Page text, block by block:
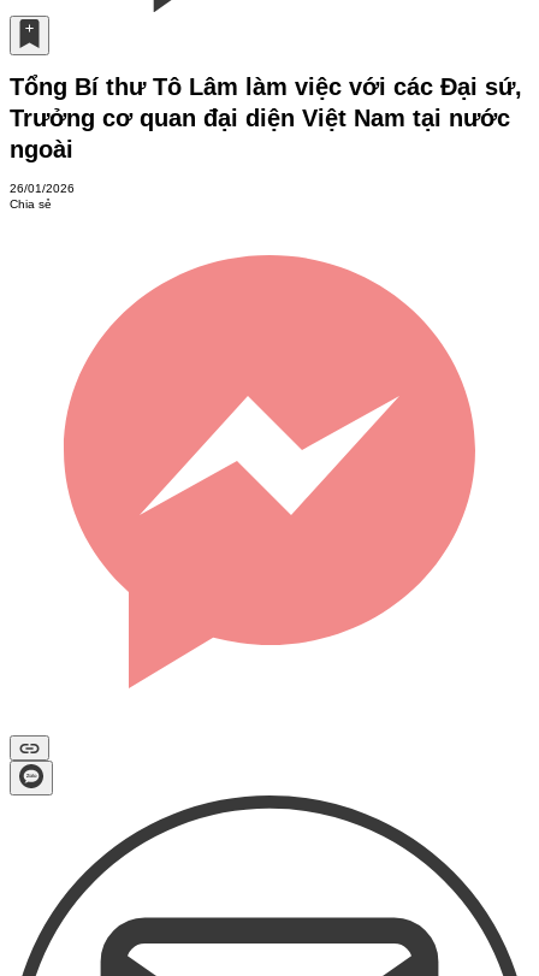
Tổng Bí thư Tô Lâm làm việc với các Đại sứ,
Trưởng cơ quan đại diện Việt Nam tại nước
ngoài
26/01/2026
Chia sẻ